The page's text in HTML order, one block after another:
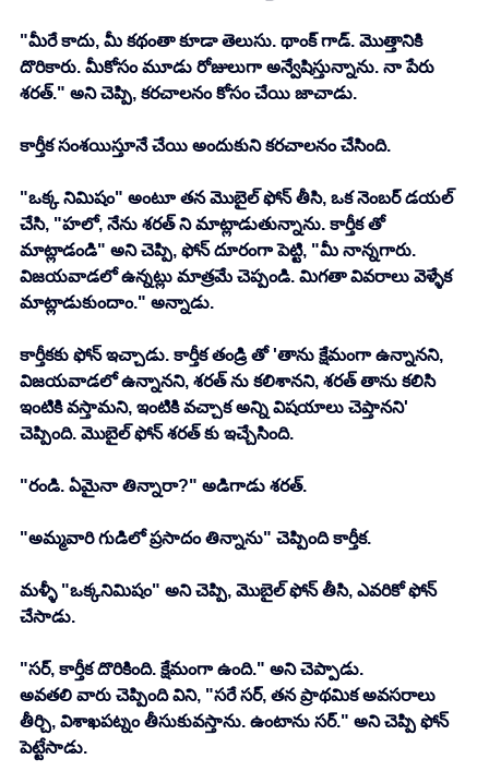
"మీరే కాదు, మీ కథంతా కూడా తెలుసు. థాంక్ గాడ్. మొత్తానికి
దొరికారు. మీకోసం మూడు రోజులుగా అన్వేషిస్తున్నాను. నా పేరు
శరత్." అని చెప్పి, కరచాలనం కోసం చేయి జాచాడు.
కార్తీక సంశయిస్తూనే చేయి అందుకుని కరచాలనం చేసింది.
"ఒక్క నిమిషం" అంటూ తన మొబైల్ ఫోన్ తీసి, ఒక నెంబర్ డయల్
చేసి, "హలో, నేను శరత్ ని మాట్లాడుతున్నాను. కార్తీక తో
మాట్లాడండి" అని చెప్పి, ఫోన్ దూరంగా పెట్టి, "మీ నాన్నగారు.
విజయవాడలో ఉన్నట్లు మాత్రమే చెప్పండి. మిగతా వివరాలు వెళ్ళేక
మాట్లాడుకుందాం." అన్నాడు.
కార్తీకకు ఫోన్ ఇచ్చాడు. కార్తీక తండ్రి తో 'తాను క్షేమంగా ఉన్నానని,
విజయవాడలో ఉన్నానని, శరత్ ను కలిశానని, శరత్ తాను కలిసి
ఇంటికి వస్తామని, ఇంటికి వచ్చాక అన్ని విషయాలు చెప్తానని'
చెప్పింది. మొబైల్ ఫోన్ శరత్ కు ఇచ్చేసింది.
"రండి. ఏమైనా తిన్నారా?" అడిగాడు శరత్.
"అమ్మవారి గుడిలో ప్రసాదం తిన్నాను" చెప్పింది కార్తీక.
మళ్ళీ "ఒక్కనిమిషం" అని చెప్పి, మొబైల్ ఫోన్ తీసి, ఎవరికో ఫోన్
చేసాడు.
"సర్, కార్తీక దొరికింది. క్షేమంగా ఉంది." అని చెప్పాడు.
అవతలి వారు చెప్పింది విని, "సరే సర్, తన ప్రాథమిక అవసరాలు
తీర్చి, విశాఖపట్నం తీసుకువస్తాను. ఉంటాను సర్." అని చెప్పి ఫోన్
పెట్టేసాడు.